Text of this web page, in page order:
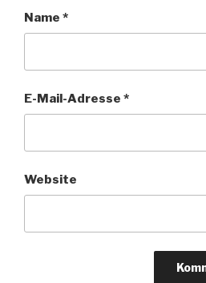
Name *
E-Mail-Adresse *
Website